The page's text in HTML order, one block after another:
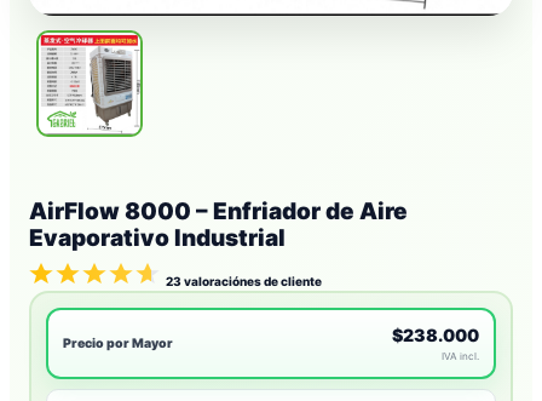
AirFlow 8000 – Enfriador de Aire
Evaporativo Industrial
23 valoraciónes de cliente
Precio por Mayor $238.000
IVA incl.